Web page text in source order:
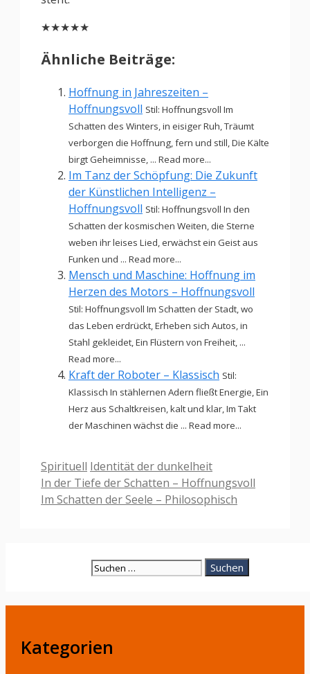
★★★★★
Ähnliche Beiträge:
Hoffnung in Jahreszeiten –
Hoffnungsvoll Stil: Hoffnungsvoll Im
Schatten des Winters, in eisiger Ruh, Träumt
verborgen die Hoffnung, fern und still, Die Kälte
birgt Geheimnisse, ... Read more...
Im Tanz der Schöpfung: Die Zukunft
der Künstlichen Intelligenz –
Hoffnungsvoll Stil: Hoffnungsvoll In den
Schatten der kosmischen Weiten, die Sterne
weben ihr leises Lied, erwächst ein Geist aus
Funken und ... Read more...
Mensch und Maschine: Hoffnung im
Herzen des Motors – Hoffnungsvoll
Stil: Hoffnungsvoll Im Schatten der Stadt, wo
das Leben erdrückt, Erheben sich Autos, in
Stahl gekleidet, Ein Flüstern von Freiheit, ...
Read more...
Kraft der Roboter – Klassisch Stil:
Klassisch In stählernen Adern fließt Energie, Ein
Herz aus Schaltkreisen, kalt und klar, Im Takt
der Maschinen wächst die ... Read more...
Kategorien
Spirituell Schlagwörter
Identität der dunkelheit
In der Tiefe der Schatten – Hoffnungsvoll
Im Schatten der Seele – Philosophisch
Suche
Kategorien